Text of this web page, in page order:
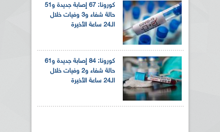
كورونا: 67 إصابة جديدة و51
حالة شفاء و3 وفيات خلال
الـ24 ساعة الأخيرة
كورونا: 84 إصابة جديدة و61
حالة شفاء و2 وفيات خلال
الـ24 ساعة الأخيرة